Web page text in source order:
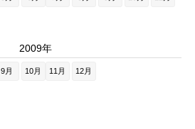
2009年
9月 10月 11月 12月